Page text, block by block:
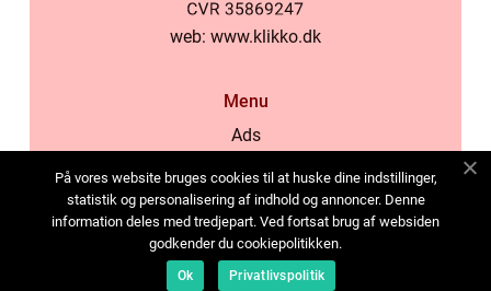
web: www.klikko.dk
Menu
Ads
Cookies
Contact
Sitemap
På vores website bruges cookies til at huske dine indstillinger,
statistik og personalisering af indhold og annoncer. Denne
information deles med tredjepart. Ved fortsat brug af websiden
godkender du cookiepolitikken.
Ok Privatlivspolitik